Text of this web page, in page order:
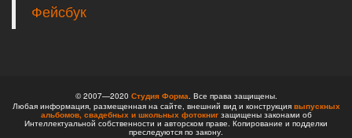
Фейсбук
© 2007—2020 Студия Форма . Все права защищены.
Любая информация, размещенная на сайте, внешний вид и конструкция выпускных
альбомов, свадебных и школьных фотокнигзащищены законами об
Интеллектуальной собственности и авторском праве. Копирование и подделки
преследуются по закону.